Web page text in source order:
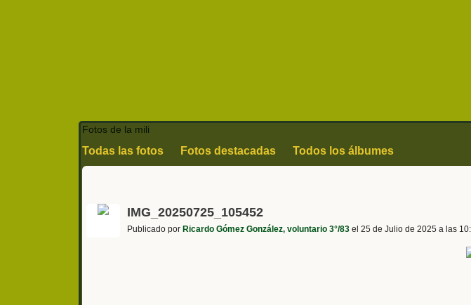
Fotos de la mili
Todas las fotos Fotos destacadas Todos los álbumes
IMG_20250725_105452
Publicado por Ricardo Gómez González, voluntario 3°/83 el 25 de Julio de 2025 a las